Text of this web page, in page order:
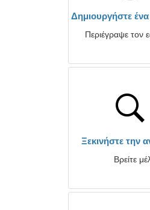
Δημιουργήστε
Περιέγραψε τον
Ξεκινήστε την
Βρείτε